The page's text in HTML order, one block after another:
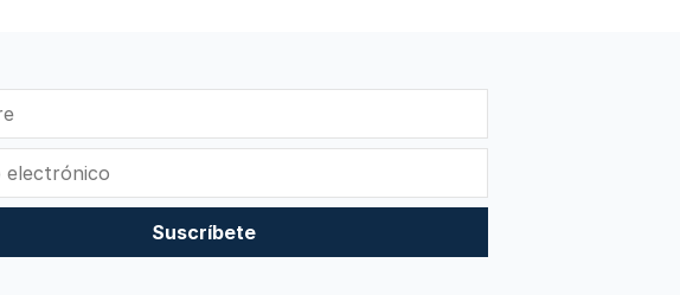
Suscríbete